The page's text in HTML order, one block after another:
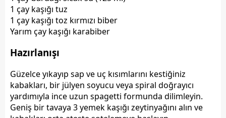
1 çay kaşığı tuz
1 çay kaşığı toz kırmızı biber
Yarım çay kaşığı karabiber
Hazırlanışı
Güzelce yıkayıp sap ve uç kısımlarını kestiğiniz
kabakları, bir jülyen soyucu veya spiral doğrayıcı
yardımıyla ince uzun spagetti formunda dilimleyin.
Geniş bir tavaya 3 yemek kaşığı zeytinyağını alın ve